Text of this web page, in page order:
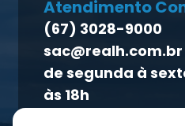
Política de
Atendimento ao
Canal de ética
Atendimento
(67) 3028-9000
sac@realh.com.br
de segunda à
às 18h